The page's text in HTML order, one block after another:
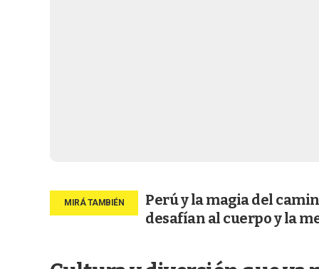
Perú y la magia del
desafían al cuerpo y la